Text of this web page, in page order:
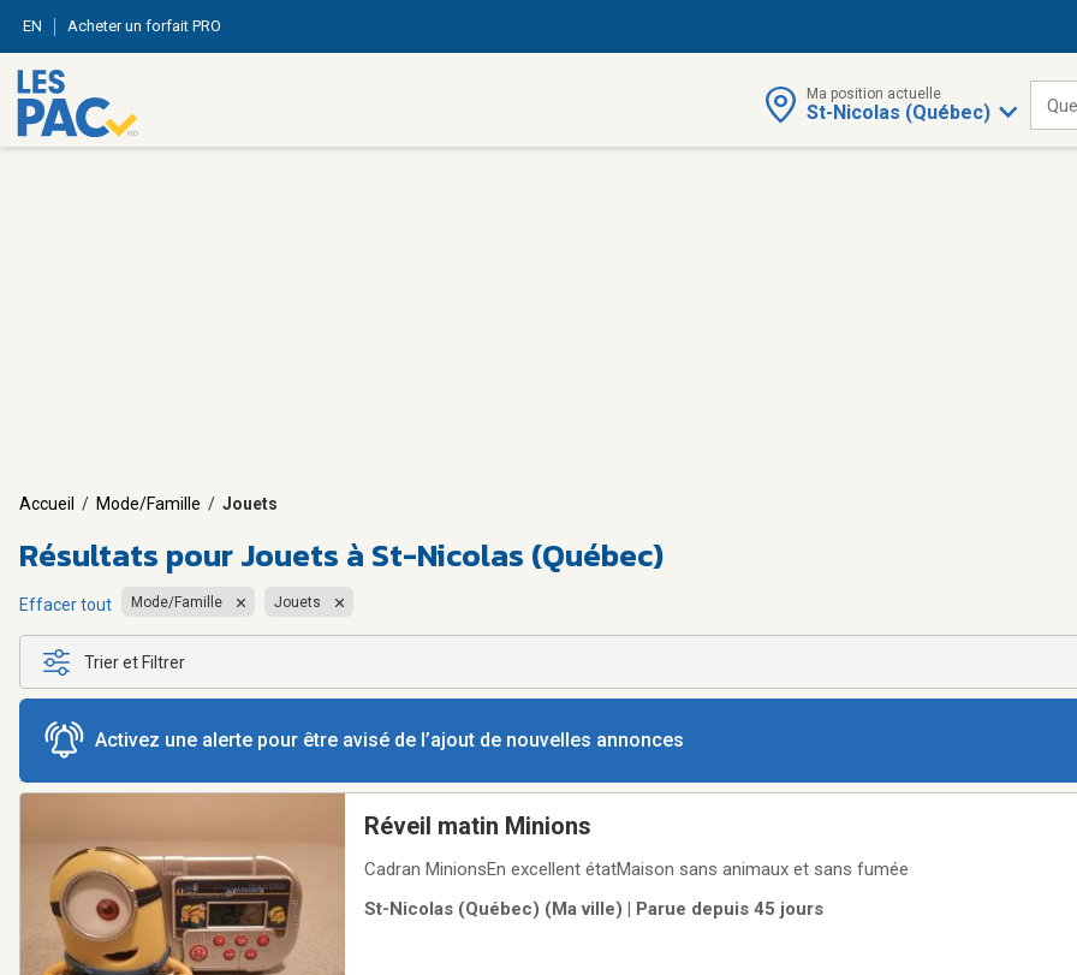
EN Acheter un forfait PRO
Ma position actuelle
St-Nicolas (Québec)
Accueil / Mode/Famille / Jouets
Résultats pourJouets à St-Nicolas (Québec)
Effacer tout Mode/Famille Jouets
Trier et Filtrer
Activez une alerte pour être avisé de l’ajout de nouvelles annonces
Réveil matin Minions
Cadran MinionsEn excellent étatMaison sans animaux et sans fumée
St-Nicolas (Québec) (Ma ville) | Parue depuis 45 jours